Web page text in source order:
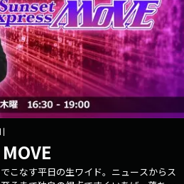
こなす平日の生ワイド。ニュースからス